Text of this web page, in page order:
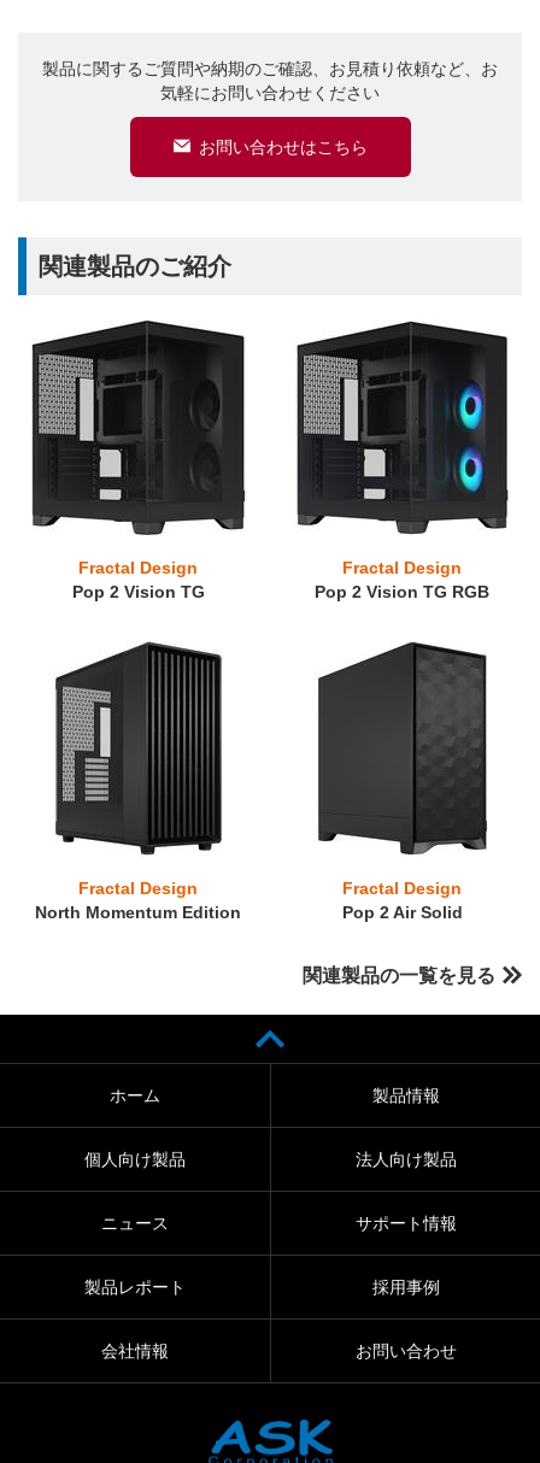
製品に関するご質問や納期のご確認、お見積り依頼など、お
気軽にお問い合わせください
お問い合わせはこちら
関連製品のご紹介
Fractal Design
Pop 2 Vision TG
Fractal Design
Pop 2 Vision TG RGB
Fractal Design
North Momentum Edition
Fractal Design
Pop 2 Air Solid
関連製品の一覧を見る
ホーム 製品情報
個人向け製品 法人向け製品
ニュース サポート情報
製品レポート 採用事例
会社情報 お問い合わせ